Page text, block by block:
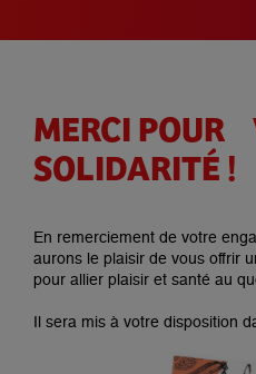
MERCI POUR
SOLIDARITÉ !
En remerciement de votre
aurons le plaisir de vous offrir
pour allier plaisir et santé au
Il sera mis à votre disposition